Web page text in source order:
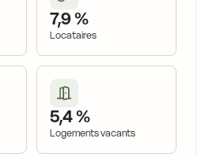
7,9 %
Locataires
5,4 %
Logements vacants